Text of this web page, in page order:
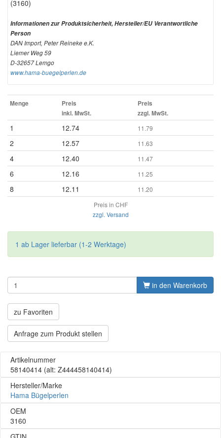
(3160)
Informationen zur Produktsicherheit, Hersteller/EU Verantwortliche
Person
DAN Import, Peter Reineke e.K.
Liemer Weg 59
D-32657 Lemgo
www.hama-buegelperlen.de
Menge
Preis
inkl. MwSt.
Preis
zzgl. MwSt.
1 12.74 11.79
2 12.57 11.63
4 12.40 11.47
6 12.16 11.25
8 12.11
11.20
Preis in CHF
zzgl. Versand
1 ab Lager lieferbar (1-2 Werktage)
in den Warenkorb
zu Favoriten
Anfrage zum Produkt stellen
Artikelnummer
58140414 (alt: Z444458140414)
Hersteller/Marke
Hama Bügelperlen
OEM
3160